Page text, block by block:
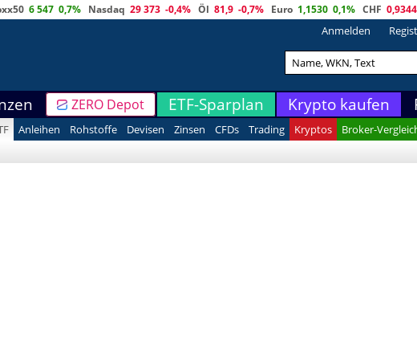
6 547 0,7% Nasdaq 29 373 -0,4% Öl 81,9 -0,7% Euro 1,1530 0,1% CHF 0,9344
Anmelden
ZERO Depot ETF-Sparplan Krypto kaufen
Anleihen Rohstoffe Devisen Zinsen CFDs Trading Kryptos
Broker-